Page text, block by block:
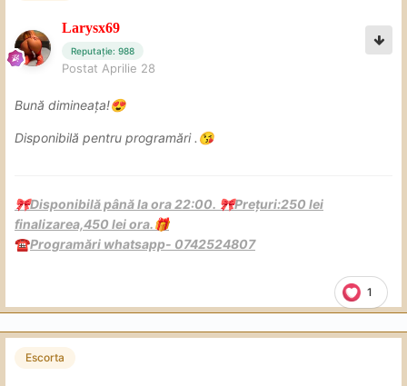
Larysx69
Reputație: 988
Postat Aprilie 28
Bună dimineața!😍
Disponibilă pentru programări . 😘
1
🎀Disponibilă până la ora 22:00. 🎀Prețuri:250 lei
finalizarea,450 lei ora.🎁
☎️Programări whatsapp- 0742524807
Escorta